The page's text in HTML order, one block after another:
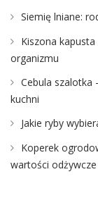
Siemię lniane:
Kiszona
organizmu
Cebula szalotka
kuchni
Jakie ryby
Koperek
wartości odżywcze